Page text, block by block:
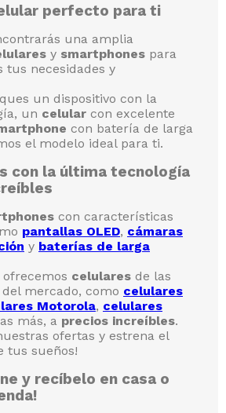
perfecto para ti
una amplia
y smartphones para
tus necesidades y
un dispositivo con la
un celular con excelente
con batería de larga
el modelo ideal para ti.
con la última tecnología
con características
pantallas OLED, cámaras
y baterías de larga
ofrecemos celulares de las
mercado, como celulares
Motorola, celulares
más, a precios increíbles.
ofertas y estrena el
tus sueños!
y recíbelo en casa o